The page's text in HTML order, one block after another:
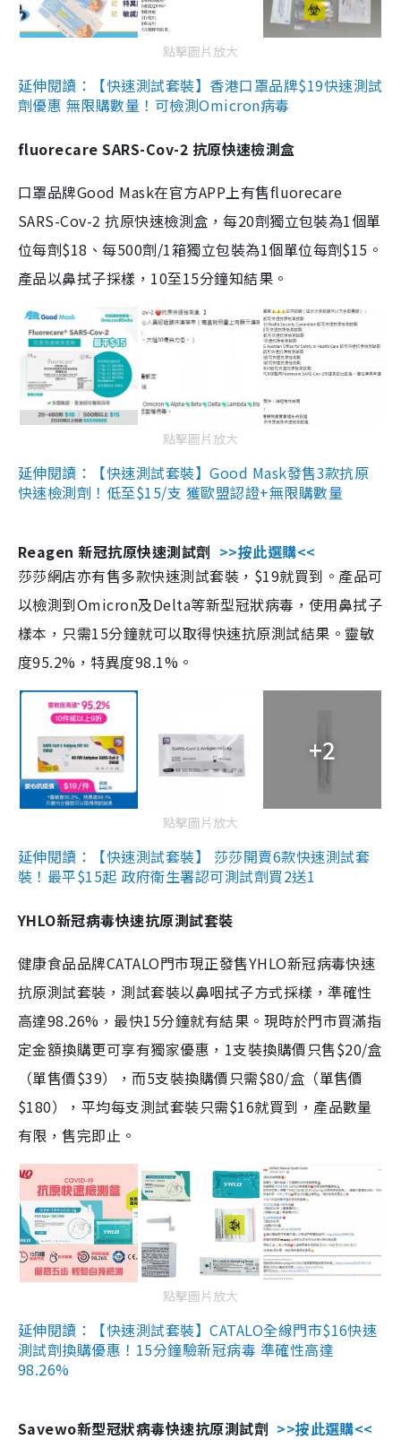
點擊圖片放大
延伸閱讀：【快速測試套裝】香港口罩品牌$19快速測試
劑優惠 無限購數量！可檢測Omicron病毒
fluorecare SARS-Cov-2 抗原快速檢測盒
口罩品牌Good Mask在官方APP上有售fluorecare
SARS-Cov-2 抗原快速檢測盒，每20劑獨立包裝為1個單
位每劑$18、每500劑/1箱獨立包裝為1個單位每劑$15。
產品以鼻拭子採樣，10至15分鐘知結果。
點擊圖片放大
延伸閱讀：【快速測試套裝】Good Mask發售3款抗原
快速檢測劑！低至$15/支 獲歐盟認證+無限購數量
Reagen 新冠抗原快速測試劑 >>按此選購<<
莎莎網店亦有售多款快速測試套裝，$19就買到。產品可
以檢測到Omicron及Delta等新型冠狀病毒，使用鼻拭子
樣本，只需15分鐘就可以取得快速抗原測試結果。靈敏
度95.2%，特異度98.1%。
+2
點擊圖片放大
延伸閱讀：【快速測試套裝】 莎莎開賣6款快速測試套
裝！最平$15起 政府衛生署認可測試劑買2送1
YHLO新冠病毒快速抗原測試套裝
健康食品品牌CATALO門市現正發售YHLO新冠病毒快速
抗原測試套裝，測試套裝以鼻咽拭子方式採樣，準確性
高達98.26%，最快15分鐘就有結果。現時於門市買滿指
定金額換購更可享有獨家優惠，1支裝換購價只售$20/盒
（單售價$39），而5支裝換購價只需$80/盒（單售價
$180），平均每支測試套裝只需$16就買到，產品數量
有限，售完即止。
點擊圖片放大
延伸閱讀：【快速測試套裝】CATALO全線門市$16快速
測試劑換購優惠！15分鐘驗新冠病毒 準確性高達
98.26%
Savewo新型冠狀病毒快速抗原測試劑 >>按此選購<<